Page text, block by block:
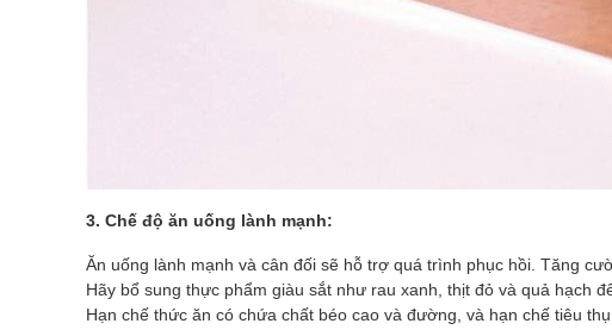
3. Chế độ ăn uống lành mạnh:
Ăn uống lành mạnh và cân đối sẽ hỗ trợ quá trình phục hồi. Tăng
Hãy bổ sung thực phẩm giàu sắt như rau xanh, thịt đỏ và quả hạch
Hạn chế thức ăn có chứa chất béo cao và đường, và hạn chế tiêu